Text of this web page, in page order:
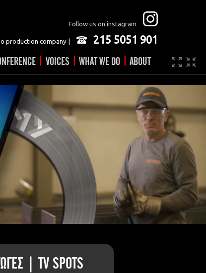
Follow us on instagram
production company | 215 5051 901
| VOICES | WHAT WE DO | ABOUT
Company
JOBS
Video made easy
Contact
| TV SPOTS